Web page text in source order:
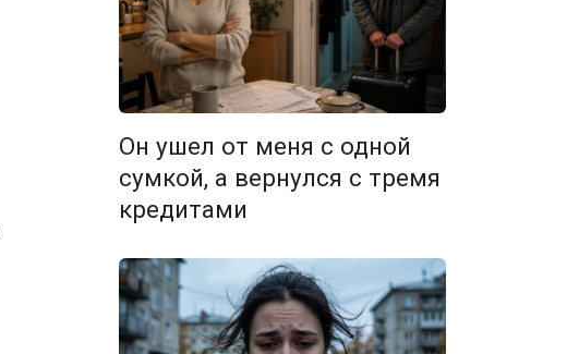
Он ушел от меня с одной
сумкой, а вернулся с тремя
кредитами